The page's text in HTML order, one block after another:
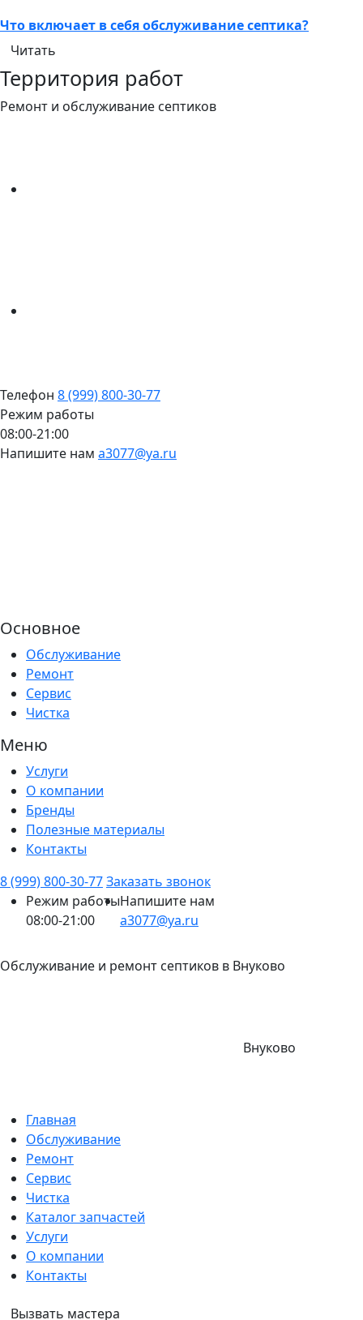
Что включает в себя обслуживание септика?
Читать
Территория работ
Ремонт и обслуживание септиков
Телефон 8 (999) 800-30-77
Режим работы
08:00-21:00
Напишите нам a3077@ya.ru
Основное
Обслуживание
Ремонт
Сервис
Чистка
Меню
Услуги
О компании
Бренды
Полезные материалы
Контакты
8 (999) 800-30-77Заказать звонок
Режим работы
08:00-21:00
Напишите нам
a3077@ya.ru
Обслуживание и ремонт септиков в Внуково
Внуково
Главная
Обслуживание
Ремонт
Сервис
Чистка
Каталог запчастей
Услуги
О компании
Контакты
Вызвать мастера